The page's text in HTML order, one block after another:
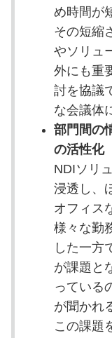
め時間が
その短縮
やソリュ
外にも重
討を協議
な会議体
部門間の
の活性化
NDIソリ
浸透し、
オフィス
様々な勤
した一方
が課題と
っている
が聞かれ
この課題